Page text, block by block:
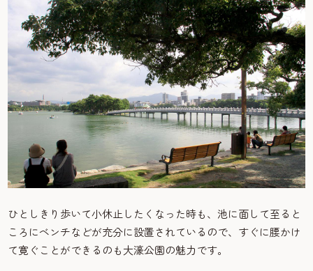
ひとしきり歩いて小休止したくなった時も、池に面して至ると
ころにベンチなどが充分に設置されているので、すぐに腰かけ
て寛ぐことができるのも大濠公園の魅力です。